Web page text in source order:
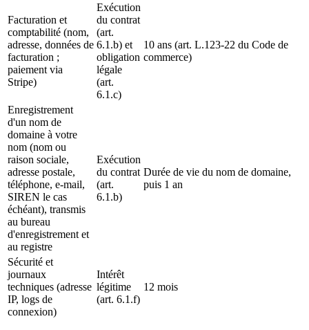
Facturation et
comptabilité (nom,
adresse, données de
facturation ;
paiement via
Stripe)
Exécution
du contrat
(art.
6.1.b) et
obligation
légale
(art.
6.1.c)
10 ans (art. L.123-22 du Code de
commerce)
Enregistrement
d'un nom de
domaine à votre
nom (nom ou
raison sociale,
adresse postale,
téléphone, e-mail,
SIREN le cas
échéant), transmis
au bureau
d'enregistrement et
au registre
Exécution
du contrat
(art.
6.1.b)
Durée de vie du nom de domaine,
puis 1 an
Sécurité et
journaux
techniques (adresse
IP, logs de
connexion)
Intérêt
légitime
(art. 6.1.f)
12 mois